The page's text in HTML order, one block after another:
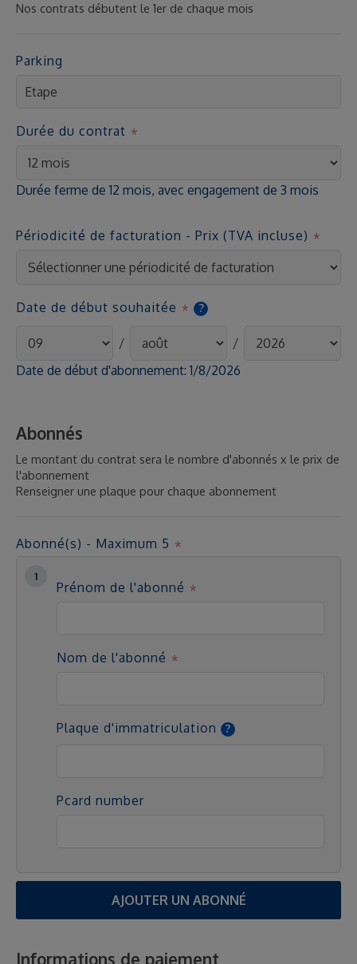
Nos contrats débutent le 1er de chaque mois
Parking
Durée du contrat
Durée ferme de 12 mois, avec engagement de 3 mois
Périodicité de facturation - Prix (TVA incluse)
Date de début souhaitée ?
/
/
Date de début d'abonnement:1/8/2026
Abonnés
Le montant du contrat sera le nombre d'abonnés x le prix de
l'abonnement
Renseigner une plaque pour chaque abonnement
Abonné(s) - Maximum 5
Prénom de l'abonné
Nom de l'abonné
Plaque d'immatriculation
Pcard number
AJOUTER UN ABONNÉ
Informations de paiement